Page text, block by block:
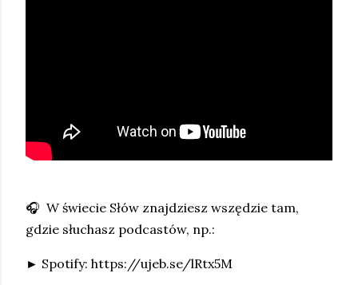
🎧 W świecie Słów znajdziesz wszędzie tam,
gdzie słuchasz podcastów, np.:
► Spotify: https://ujeb.se/lRtx5M